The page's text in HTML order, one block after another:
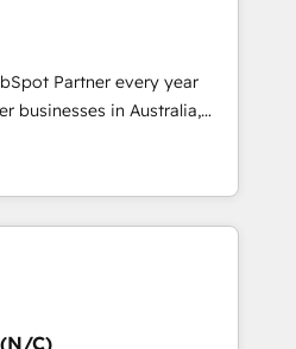
and crushes your
we'd love to work with you
between systems
strategies Time-
Partner every year
to realise their full
HubSpot CRM
covering marketing,
up to Enterprise, and have
C)